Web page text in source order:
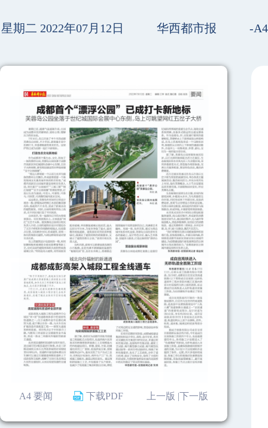
星期二 2022年07月12日 华西都市报 -
A4 要闻 下载PDF 下一版
上一版 |